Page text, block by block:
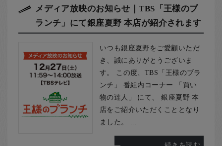
メディア放映のお知らせ｜TBS「王様のブ
ランチ」にて銀座夏野 本店が紹介されます
いつも銀座夏野をご愛顧いただ
き、誠にありがとうございま
す。 この度、TBS「王様のブラ
ンチ」 番組内コーナー 「買い
物の達人」 にて、 銀座夏野 本
店をご紹介いただくこととなり
ました。 ...